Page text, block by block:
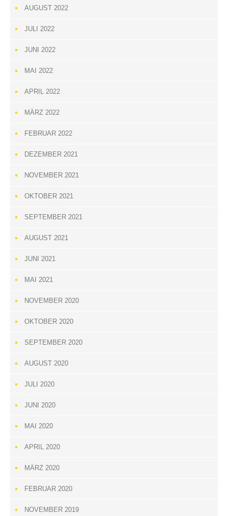
AUGUST 2022
JULI 2022
JUNI 2022
MAI 2022
APRIL 2022
MÄRZ 2022
FEBRUAR 2022
DEZEMBER 2021
NOVEMBER 2021
OKTOBER 2021
SEPTEMBER 2021
AUGUST 2021
JUNI 2021
MAI 2021
NOVEMBER 2020
OKTOBER 2020
SEPTEMBER 2020
AUGUST 2020
JULI 2020
JUNI 2020
MAI 2020
APRIL 2020
MÄRZ 2020
FEBRUAR 2020
NOVEMBER 2019